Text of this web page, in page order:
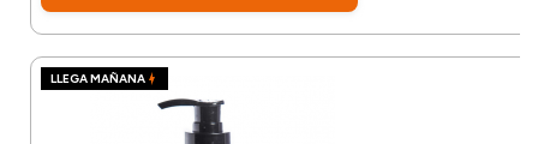
LLEGA MAÑANA